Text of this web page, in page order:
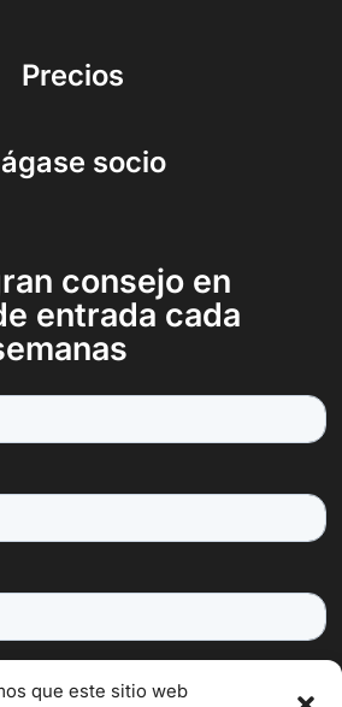
que este sitio web
Precios
socio
consejo en
entrada cada